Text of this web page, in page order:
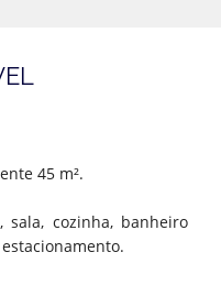
45 m².
cozinha, banheiro